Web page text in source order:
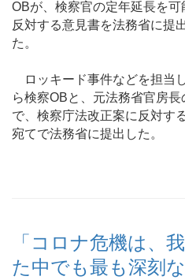
OBが、検察官の定年延長を
反対する意見書を法務省に提
た。
ロッキード事件などを担当
ら検察OBと、元法務省官房
で、検察庁法改正案に反対す
宛てで法務省に提出した。
「コロナ危機は、
た中でも最も深刻